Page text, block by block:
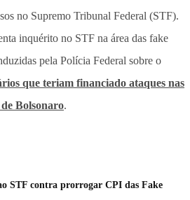
no Supremo Tribunal Federal (STF).
inquérito no STF na área das fake
pela Polícia Federal sobre o
que teriam financiado ataques nas
de Bolsonaro.
STF contra prorrogar CPI das Fake